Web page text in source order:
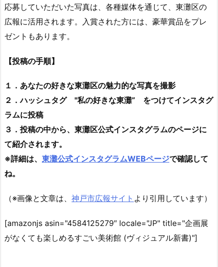
応募していただいた写真は、各種媒体を通じて、東灘区の
広報に活用されます。入賞された方には、豪華賞品をプレ
ゼントもあります。
【投稿の手順】
１．あなたの好きな東灘区の魅力的な写真を撮影
２．ハッシュタグ "私の好きな東灘” をつけてインスタグ
ラムに投稿
３．投稿の中から、東灘区公式インスタグラムのページに
て紹介されます。
※詳細は、 東灘公式インスタグラムWEBページで確認して
ね。
（※画像と文章は、 神戸市広報サイト より引用しています）
[amazonjs asin="4584125279″ locale="JP" title="企画展
がなくても楽しめるすごい美術館 (ヴィジュアル新書)"]